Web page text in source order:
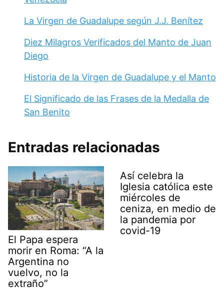
La Virgen de Guadalupe según J.J. Benítez
Diez Milagros Verificados del Manto de Juan
Diego
Historia de la Virgen de Guadalupe y el Manto
El Significado de las Frases de la Medalla de
San Benito
Entradas relacionadas
El Papa espera
morir en Roma: “A la
Argentina no
vuelvo, no la
extraño”
Así celebra la
Iglesia católica este
miércoles de
ceniza, en medio de
la pandemia por
covid-19